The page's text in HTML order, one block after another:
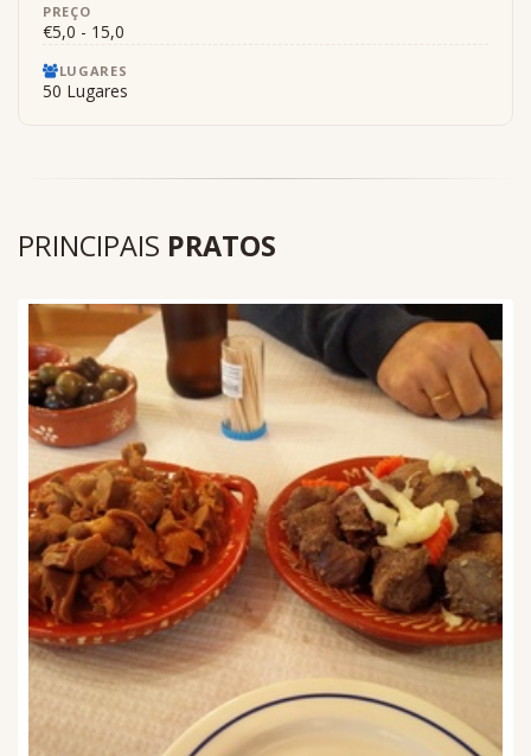
PREÇO
€5,0 - 15,0
LUGARES
50 Lugares
PRINCIPAIS PRATOS